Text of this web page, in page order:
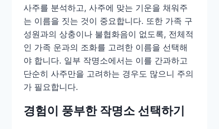
사주를 분석하고, 사주에 맞는 기운을 채워주
는 이름을 짓는 것이 중요합니다. 또한 가족 구
성원과의 상충이나 불협화음이 없도록, 전체적
인 가족 운과의 조화를 고려한 이름을 선택해
야 합니다. 일부 작명소에서는 이를 간과하고
단순히 사주만을 고려하는 경우도 많으니 주의
가 필요합니다.
경험이 풍부한 작명소 선택하기